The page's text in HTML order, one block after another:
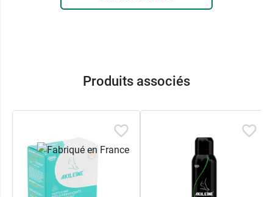
Produits associés